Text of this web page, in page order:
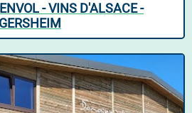
- VINS D'ALSACE -